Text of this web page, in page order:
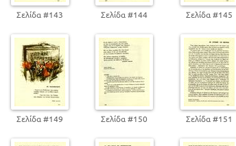
Σελίδα #143 Σελίδα #144 Σελίδα #145
Σελίδα #149 Σελίδα #150 Σελίδα #151